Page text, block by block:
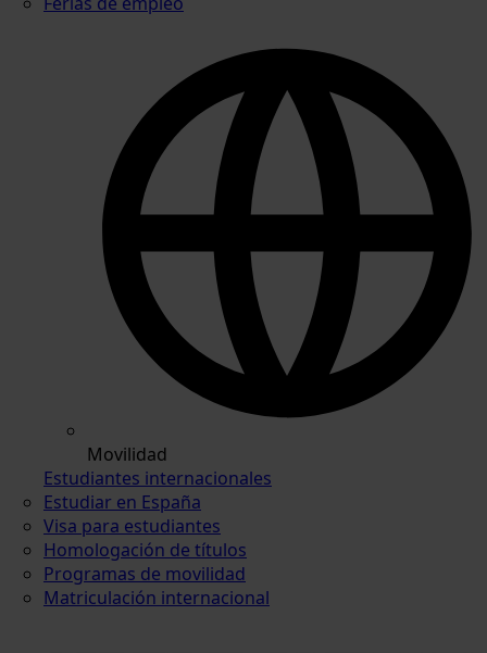
Movilidad
Estudiantes internacionales
Estudiar en España
Visa para estudiantes
Homologación de títulos
Programas de movilidad
Matriculación internacional